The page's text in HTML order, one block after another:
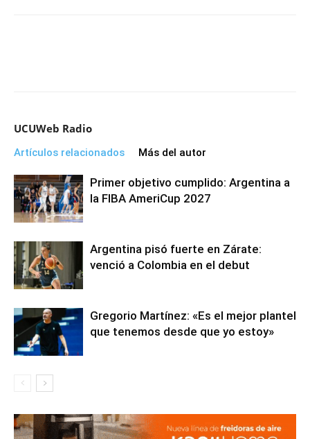
UCUWeb Radio
Artículos relacionados Más del autor
Primer objetivo cumplido: Argentina a
la FIBA AmeriCup 2027
Argentina pisó fuerte en Zárate:
venció a Colombia en el debut
Gregorio Martínez: «Es el mejor plantel
que tenemos desde que yo estoy»